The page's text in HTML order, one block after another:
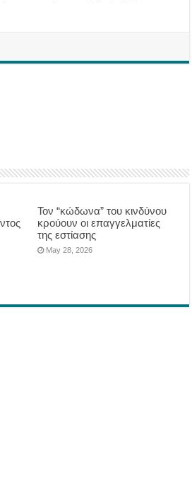
Τον “κώδωνα” του κινδύνου
κρούουν οι επαγγελματίες
της εστίασης
May 28, 2026